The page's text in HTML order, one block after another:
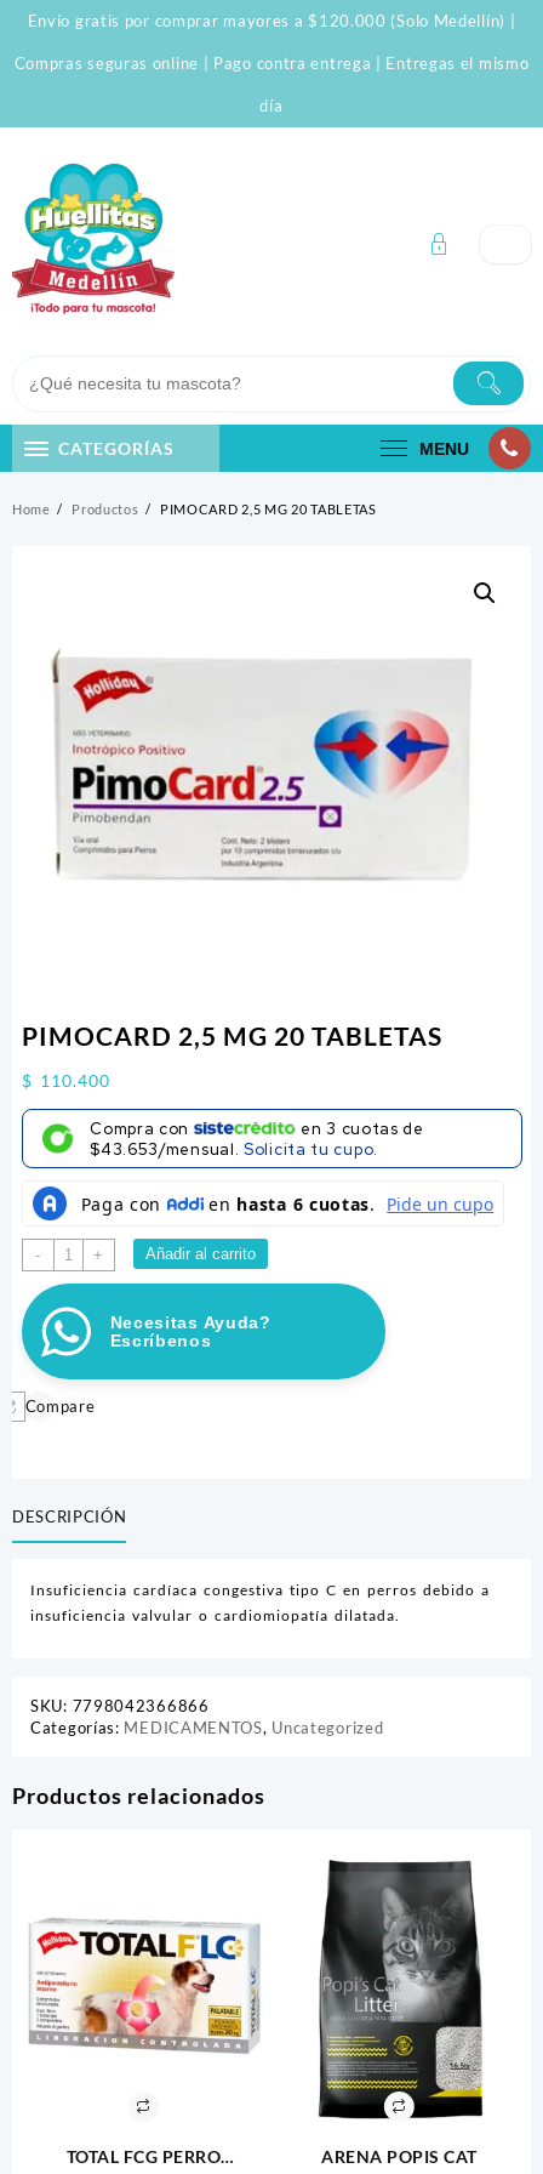
Skip
content
Envío gratis por comprar mayores a $120.000 (Solo Medellín) |
Compras seguras online | Pago contra entrega | Entregas el mismo
día
CATEGORÍAS MENU
Home Productos PIMOCARD 2,5 MG 20 TABLETAS
PIMOCARD 2,5 MG 20 TABLETAS
$ 110.400
Compra con en 3 cuotas de
$43.653/mensual.Solicita tu cupo.
-
PIMOCARD
2,5
MG
20
TABLETAS
cantidad
+ Añadir al carrito
Necesitas Ayuda?
Escríbenos
Compare
DESCRIPCIÓN
Insuficiencia cardíaca congestiva tipo C en perros debido a
insuficiencia valvular o cardiomiopatía dilatada.
SKU: 7798042366866
Categorías: MEDICAMENTOS, Uncategorized
Productos relacionados
TOTAL FCG PERRO
ARENA POPIS CAT